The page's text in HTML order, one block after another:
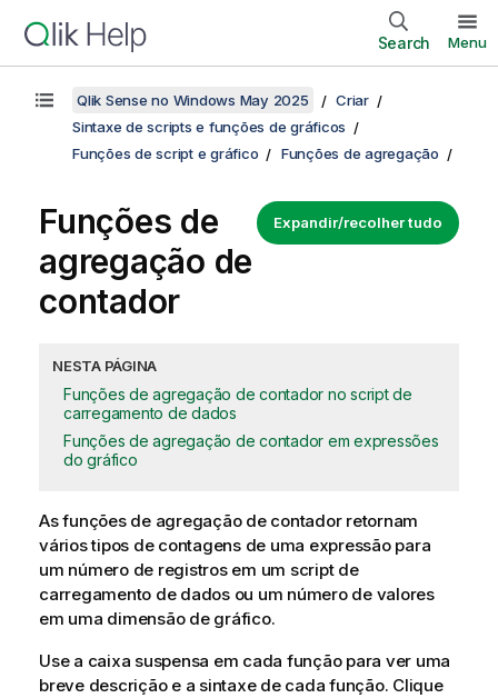
Search Menu
Qlik Sense no Windows May 2025
Criar
Sintaxe de scripts e funções de gráficos
Funções de script e gráfico
Funções de agregação
Expandir/recolher tudo
Funções de
agregação de
contador
NESTA PÁGINA
Funções de agregação de contador no script de
carregamento de dados
Funções de agregação de contador em expressões
do gráfico
As funções de agregação de contador retornam
vários tipos de contagens de uma expressão para
um número de registros em um script de
carregamento de dados ou um número de valores
em uma dimensão de gráfico.
Use a caixa suspensa em cada função para ver uma
breve descrição e a sintaxe de cada função. Clique